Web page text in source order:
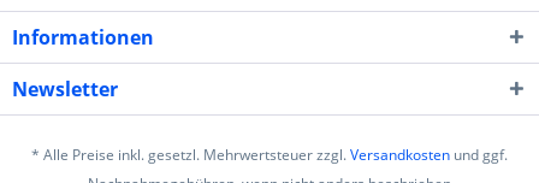
Informationen
Newsletter
* Alle Preise inkl. gesetzl. Mehrwertsteuer zzgl.Versandkosten und ggf.